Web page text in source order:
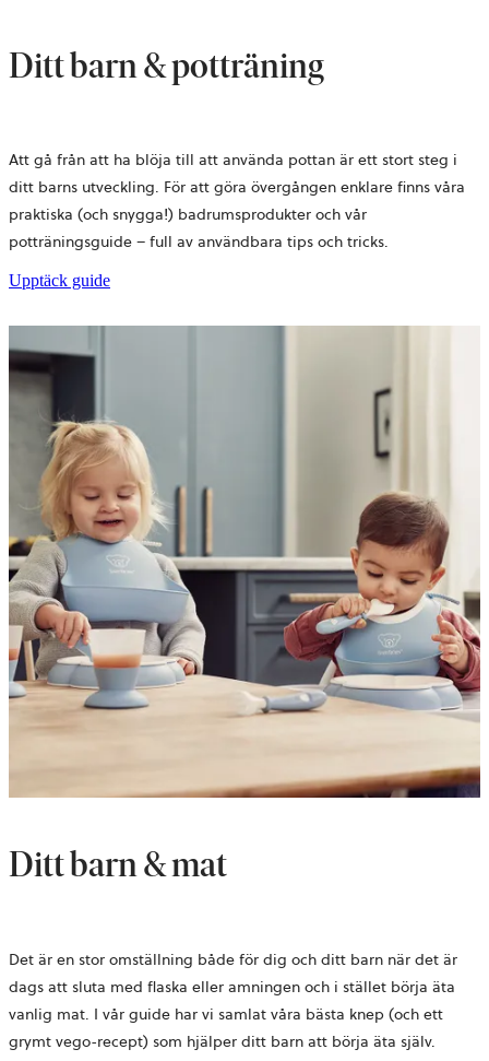
Ditt barn & potträning
Att gå från att ha blöja till att använda pottan är ett stort steg i
ditt barns utveckling. För att göra övergången enklare finns våra
praktiska (och snygga!) badrumsprodukter och vår
potträningsguide – full av användbara tips och tricks.
Upptäck guide
Ditt barn & mat
Det är en stor omställning både för dig och ditt barn när det är
dags att sluta med flaska eller amningen och i stället börja äta
vanlig mat. I vår guide har vi samlat våra bästa knep (och ett
grymt vego-recept) som hjälper ditt barn att börja äta själv.